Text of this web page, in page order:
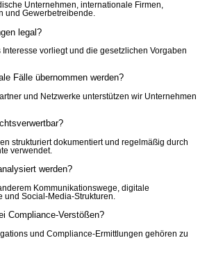
Unternehmen, internationale Firmen,
und Gewerbetreibende.
legal?
vorliegt und die gesetzlichen Vorgaben
Fälle übernommen werden?
und Netzwerke unterstützen wir Unternehmen
strukturiert dokumentiert und regelmäßig durch
verwendet.
werden?
Kommunikationswege, digitale
und Social-Media-Strukturen.
Compliance-Verstößen?
und Compliance-Ermittlungen gehören zu